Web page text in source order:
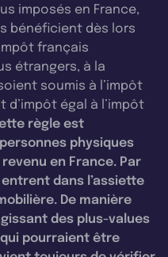
imposés en France,
bénéficient dès lors
français
étrangers, à la
soumis à l’impôt
d’impôt égal à l’impôt
règle est
physiques
en France. Par
dans l’assiette
De manière
des plus-values
pourraient être